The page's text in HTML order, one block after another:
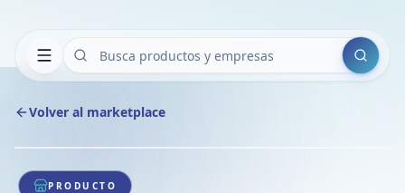
Buscar
Volver al marketplace
1/1
PRODUCTO